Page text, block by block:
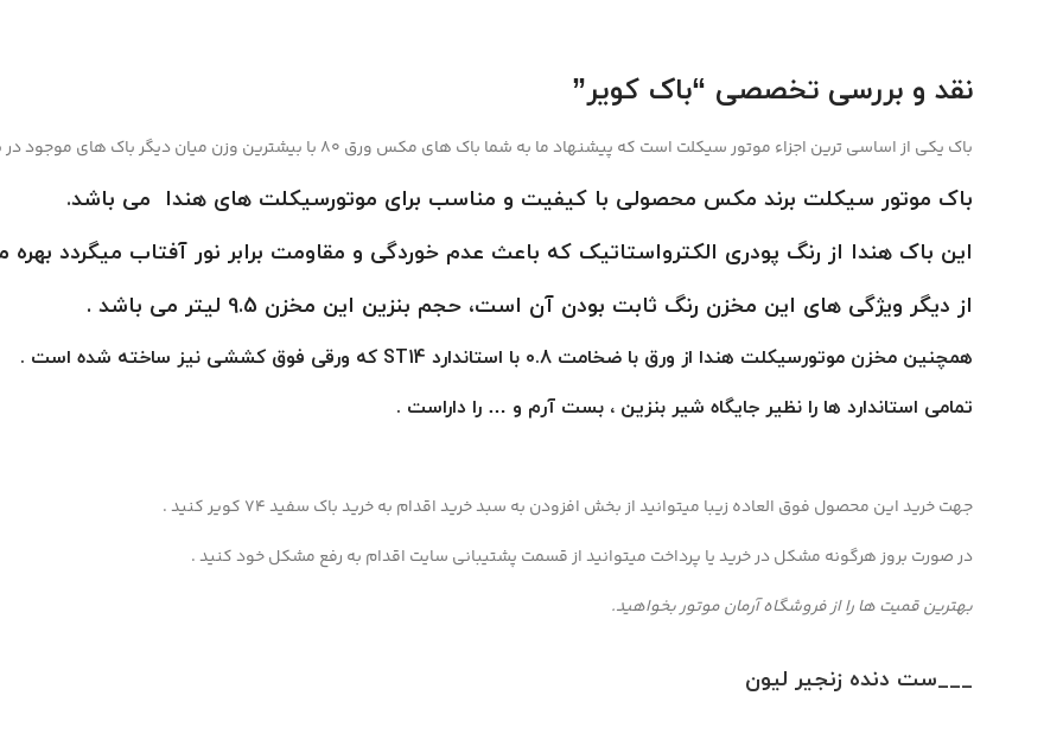
نقد و بررسی تخصصی “باک کویر”
باک یکی از اساسی ترین اجزاء موتور سیکلت است که پیشنهاد ما به شما باک های مکس ورق 80 با بیشترین وزن میان دیگر باک های موجود در بازار است.
باک موتور سیکلت برند مکس محصولی با کیفیت و مناسب برای موتورسیکلت های هندا می باشد.
این باک هندا از رنگ پودری الکترواستاتیک که باعث عدم خوردگی و مقاومت برابر نور آفتاب میگردد بهره
از دیگر ویژگی های این مخزن رنگ ثابت بودن آن است، حجم بنزین این مخزن 9.5 لیتر می باشد .
همچنین مخزن موتورسیکلت هندا از ورق با ضخامت 0.8 با استاندارد ST14 که ورقی فوق کششی نیز ساخته شده است .
تمامی استاندارد ها را نظیر جایگاه شیر بنزین ، بست آرم و … را داراست .
جهت خرید این محصول فوق العاده زیبا میتوانید از بخش افزودن به سبد خرید اقدام به خرید باک سفید 74 کویر کنید .
در صورت بروز هرگونه مشکل در خرید یا پرداخت میتوانید از قسمت پشتیبانی سایت اقدام به رفع مشکل خود کنید .
بهترین قمیت ها را از فروشگاه آرمان موتور بخواهید.
___ست دنده زنجیر لیون